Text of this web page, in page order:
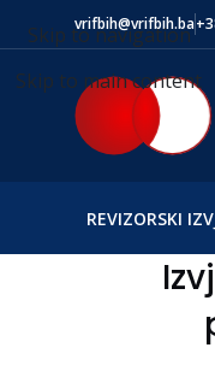
Skip to navigation
Skip to main content
vrifbih@vrifbih.ba
REVIZORSKI